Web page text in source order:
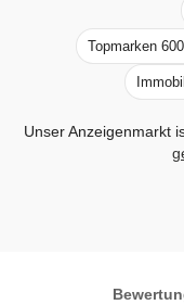
Topmarken
Unser Anzeigenmarkt